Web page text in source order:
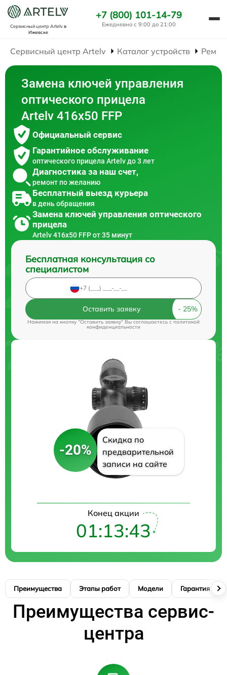
Сервисный центр Artelvв
Ижевске
+7 (800) 101-14-79
Ежедневно с 9:00 до 21:00
Сервисный центр Artelv Каталог устройств
Замена ключей управления
оптического прицела
Artelv 416x50 FFP
Официальный сервис
Гарантийное обслуживание
оптического прицела Artelv до 3 лет
Диагностика за наш счет,
ремонт по желанию
Бесплатный выезд курьера
в день обращения
Замена ключей управления оптического
прицела
Artelv 416x50 FFP от 35 минут
Бесплатная консультация со
специалистом
Оставить заявку
Нажимая на кнопку "Оставить заявку" Вы соглашаетесь cполитикой
конфиденциальности
-20%
Скидка по
предварительной
записи на сайте
Конец акции
01:13:42
Преимущества Этапы работ Модели Гарантия
Преимущества сервис-
центра